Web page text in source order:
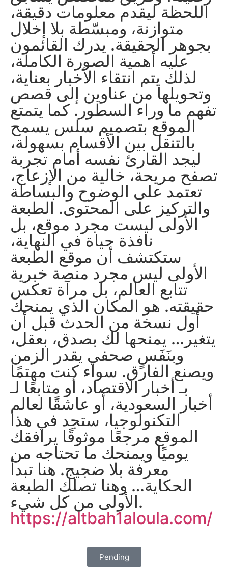
اللحظة ليقدم معلومات دقيقة،
متوازنة، ومبسّطة بلا إخلال
بجوهر الحقيقة. يدرك القائمون
عليه أهمية الصورة الكاملة،
لذلك يتم انتقاء الأخبار بعناية،
وتحويلها من عناوين إلى قصص
تفهم ما وراء السطور. كما يتمتع
الموقع بتصميم سلس يسمح
بالتنقل بين الأقسام بسهولة،
ليجد القارئ نفسه أمام تجربة
تصفح مريحة، خالية من الإزعاج،
تعتمد على الوضوح والبساطة
والتركيز على المحتوى. الطبعة
الأولى ليست مجرد موقع، بل
نافذة حياة في النهاية،
ستكتشف أن موقع الطبعة
الأولى ليس مجرد منصة خبرية
تتابع العالم، بل مرآة تعكس
حقيقته. هو المكان الذي يمنحك
أول نسخة من الحدث قبل أن
يتغير… يمنحها لك بصدق، بعقل،
وبنَفَسٍ صحفي يقدر الزمن
ويصنع الفارق. سواء كنت مهتمًا
بـ أخبار الاقتصاد، أو متابعًا لـ
أخبار السعودية، أو عاشقًا لعالم
التكنولوجيا، ستجد في هذا
الموقع مرجعًا موثوقًا يرافقك
يوميًا ويمنحك ما تحتاجه من
معرفة بلا ضجيج. هنا تبدأ
الحكاية… وهنا تصلك الطبعة
الأولى من كل شيء.
https://altbah1aloula.com/
Pending